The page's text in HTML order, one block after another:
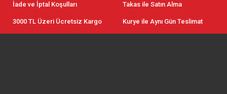
İade ve İptal Koşulları Takas ile Satın Alma
3000 TL Üzeri Ücretsiz Kargo Kurye ile Aynı Gün Teslimat